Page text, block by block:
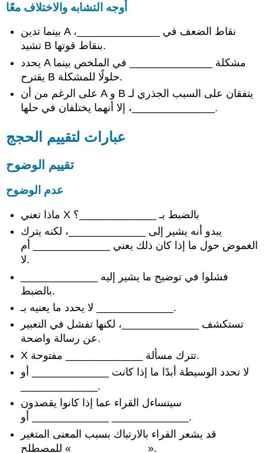
أوجه التشابه والاختلاف معًا
بينما تدين A نقاط الضعف في ______________،
تشيد B بنقاط قوتها.
يحدد A مشكلة ______________ في الملخص بينما
يقترح B حلولًا للمشكلة.
على الرغم من أن A و B يتفقان على السبب الجذري لـ
______________، إلا أنهما يختلفان في حلها.
عبارات لتقييم الحجج
تقييم الوضوح
عدم الوضوح
ماذا تعني X بالضبط بـ _____________؟
يبدو أنه يشير إلى _____________، لكنه يترك
الغموض حول ما إذا كان ذلك يعني _____________ أم
لا.
فشلوا في توضيح ما يشير إليه _____________
بالضبط.
لا يحدد ما يعنيه بـ _____________.
تستكشف _____________، لكنها تفشل في التعبير
عن رسالة واضحة.
X تترك مسألة _____________ مفتوحة.
لا تحدد الوسيطة أبدًا ما إذا كانت _____________ أو
_____________.
سيتساءل القراء عما إذا كانوا يقصدون
_____________ أو _____________.
قد يشعر القراء بالارتباك بسبب المعنى المتغير
للمصطلح «_____________».